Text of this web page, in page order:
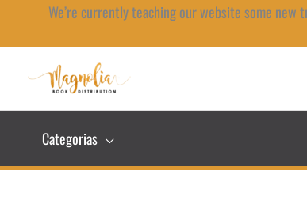
We’re currently teaching our website some new
Categorias